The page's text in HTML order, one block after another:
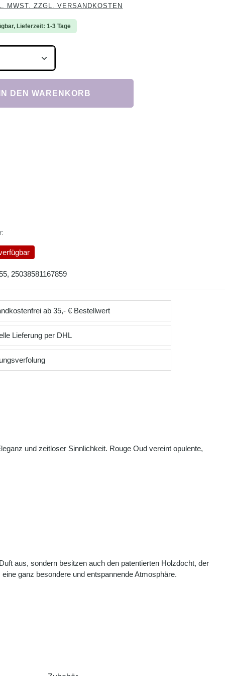
MWST. ZZGL. VERSANDKOSTEN
Lieferzeit: 1-3 Tage
Gib den gewünschten Wert ein
IN DEN WARENKORB
25038581167859
ab 35,- € Bestellwert
Lieferung per DHL
und zeitloser Sinnlichkeit. Rouge Oud vereint opulente,
aus, sondern besitzen auch den patentierten Holzdocht, der
ganz besondere und entspannende Atmosphäre.